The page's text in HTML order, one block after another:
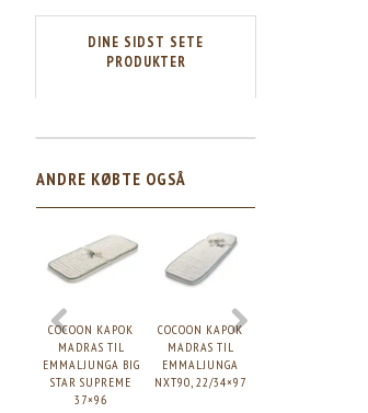
DINE SIDST SETE
PRODUKTER
ANDRE KØBTE OGSÅ
COCOON KAPOK
MADRAS TIL
EMMALJUNGA BIG
STAR SUPREME
37×96
COCOON KAPOK
MADRAS TIL
EMMALJUNGA
NXT90, 22/34×97